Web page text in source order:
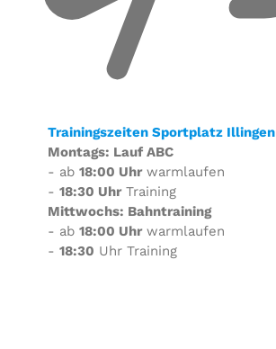
Trainingszeiten Sportplatz Illingen
Montags: Lauf ABC
- ab 18:00 Uhrwarmlaufen
- 18:30 UhrTraining
Mittwochs: Bahntraining
- ab 18:00 Uhrwarmlaufen
- 18:30 Uhr Training